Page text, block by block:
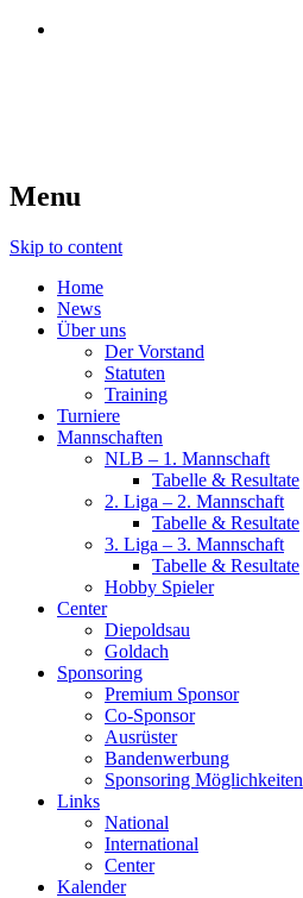
Menu
Skip to content
Home
News
Über uns
Der Vorstand
Statuten
Training
Turniere
Mannschaften
NLB – 1. Mannschaft
Tabelle & Resultate
2. Liga – 2. Mannschaft
Tabelle & Resultate
3. Liga – 3. Mannschaft
Tabelle & Resultate
Hobby Spieler
Center
Diepoldsau
Goldach
Sponsoring
Premium Sponsor
Co-Sponsor
Ausrüster
Bandenwerbung
Sponsoring Möglichkeiten
Links
National
International
Center
Kalender